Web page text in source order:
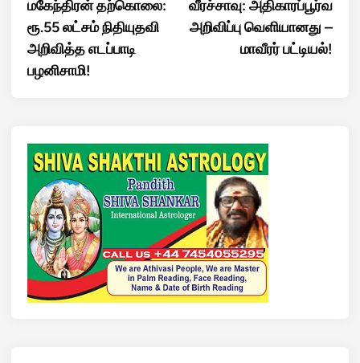
மகேந்திரன் தற்கொலை:
ரூ.55 லட்சம் நிதியுதவி
அறிவித்த எடப்பாடி
பழனிசாமி!
வீரச்சாவு: அதிகாரப்பூர்வ
அறிவிப்பு வெளியானது –
மாவீரர் பட்டியல்!